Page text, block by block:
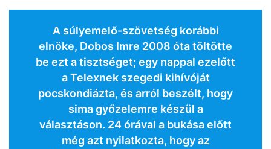
A súlyemelő-szövetség korábbi
elnöke, Dobos Imre 2008 óta töltötte
be ezt a tisztséget; egy nappal ezelőtt
a Telexnek szegedi kihívóját
pocskondiázta, és arról beszélt, hogy
sima győzelemre készül a
választáson. 24 órával a bukása előtt
még azt nyilatkozta, hogy az